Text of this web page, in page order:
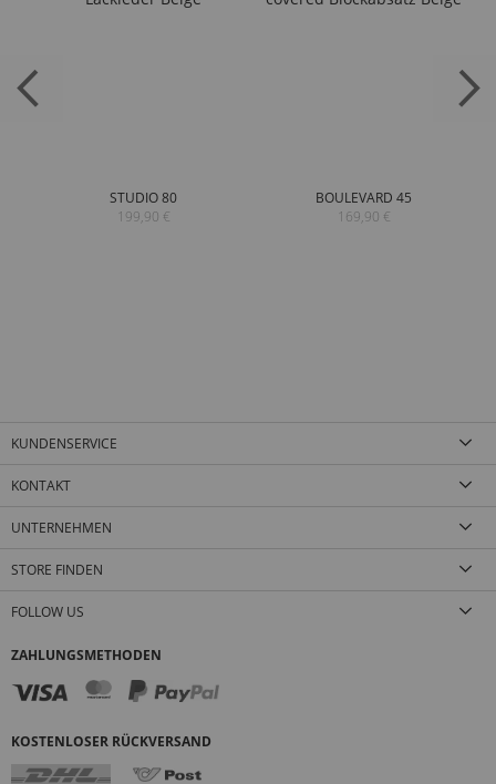
STUDIO 80
199,90 €
BOULEVARD 45
169,90 €
KUNDENSERVICE
KONTAKT
UNTERNEHMEN
STORE FINDEN
FOLLOW US
ZAHLUNGSMETHODEN
KOSTENLOSER RÜCKVERSAND